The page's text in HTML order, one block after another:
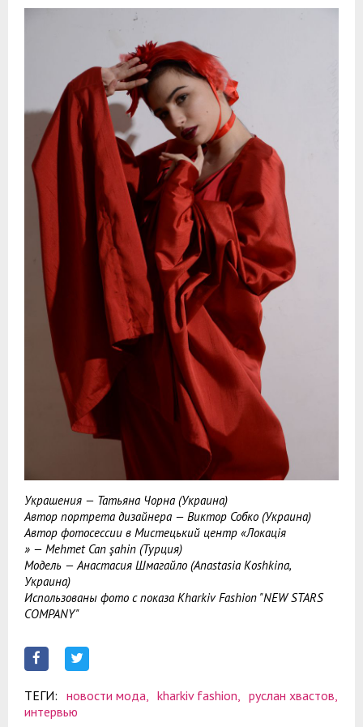
Украшения — Татьяна Чорна (Украина)
Автор портрета дизайнера — Виктор Собко (Украина)
Автор фотосессии в Мистецький центр «Локацiя
» — Mehmet Can şahin (Турция)
Модель — Анастасия Шмагайло (Anastasia Koshkina,
Украина)
Использованы фото с показа Kharkiv Fashion "NEW STARS
COMPANY"
ТЕГИ: новости мода, kharkiv fashion,
руслан хвастов,
интервью